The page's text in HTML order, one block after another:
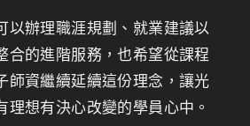
以辦理職涯規劃、就業建議以
合的進階服務，也希望從課程
師資繼續延續這份理念，讓光
理想有決心改變的學員心中。